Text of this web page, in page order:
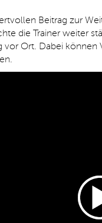
Beitrag zur
die Trainer weiter
Ort. Dabei können